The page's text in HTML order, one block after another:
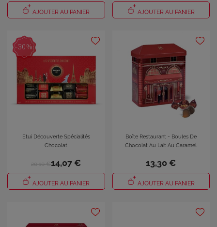
AJOUTER AU PANIER AJOUTER AU PANIER
Etui Découverte Spécialités
Chocolat
20,10 €14,07 €
AJOUTER AU PANIER
-30%
Boîte Restaurant - Boules De
Chocolat Au Lait Au Caramel
13,30 €
AJOUTER AU PANIER
×
dans votre liste de souhaits.